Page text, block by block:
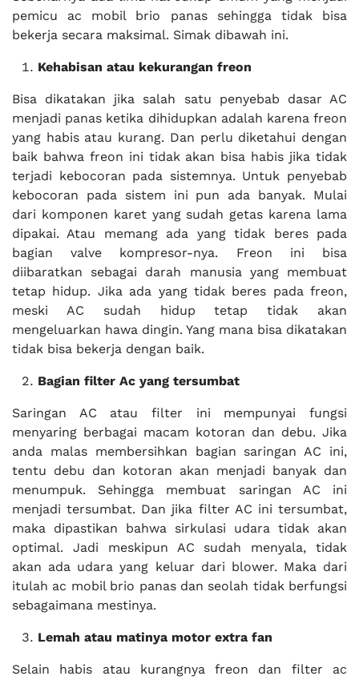
pemicu ac mobil brio panas sehingga tidak bisa
bekerja secara maksimal. Simak dibawah ini.
Kehabisan atau kekurangan freon
Bisa dikatakan jika salah satu penyebab dasar AC
menjadi panas ketika dihidupkan adalah karena freon
yang habis atau kurang. Dan perlu diketahui dengan
baik bahwa freon ini tidak akan bisa habis jika tidak
terjadi kebocoran pada sistemnya. Untuk penyebab
kebocoran pada sistem ini pun ada banyak. Mulai
dari komponen karet yang sudah getas karena lama
dipakai. Atau memang ada yang tidak beres pada
bagian valve kompresor-nya. Freon ini bisa
diibaratkan sebagai darah manusia yang membuat
tetap hidup. Jika ada yang tidak beres pada freon,
meski AC sudah hidup tetap tidak akan
mengeluarkan hawa dingin. Yang mana bisa dikatakan
tidak bisa bekerja dengan baik.
Bagian filter Ac yang tersumbat
Saringan AC atau filter ini mempunyai fungsi
menyaring berbagai macam kotoran dan debu. Jika
anda malas membersihkan bagian saringan AC ini,
tentu debu dan kotoran akan menjadi banyak dan
menumpuk. Sehingga membuat saringan AC ini
menjadi tersumbat. Dan jika filter AC ini tersumbat,
maka dipastikan bahwa sirkulasi udara tidak akan
optimal. Jadi meskipun AC sudah menyala, tidak
akan ada udara yang keluar dari blower. Maka dari
itulah ac mobil brio panas dan seolah tidak berfungsi
sebagaimana mestinya.
Lemah atau matinya motor extra fan
Selain habis atau kurangnya freon dan filter ac